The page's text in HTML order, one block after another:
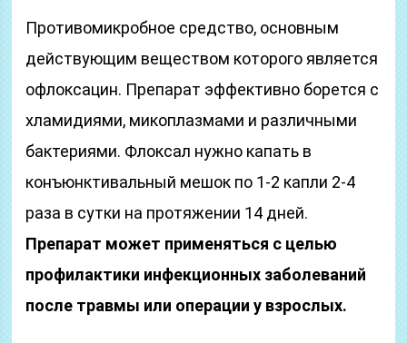
Противомикробное средство, основным
действующим веществом которого является
офлоксацин. Препарат эффективно борется с
хламидиями, микоплазмами и различными
бактериями. Флоксал нужно капать в
конъюнктивальный мешок по 1-2 капли 2-4
раза в сутки на протяжении 14 дней.
Препарат может применяться с целью
профилактики инфекционных заболеваний
после травмы или операции у взрослых.